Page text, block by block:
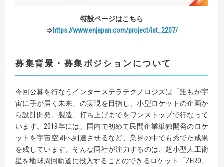
特設ページはこちら
⇒https://www.enjapan.com/project/ist_2207/
募集背景・募集ポジションについて
今回公募を行なうインターステラテクノロジズは「誰もが宇
宙に手が届く未来」の実現を目指し、小型ロケットの企画か
ら設計開発、製造、打ち上げまでをワンストップで行なって
います。2019年には、国内で初めて民間企業単独開発のロケ
ットを宇宙空間へ到達させるなど、業界の中でも秀でた成果
を残しています。そんな同社が注力するのは、超小型人工衛
星を地球周回軌道に投入することのできるロケット「ZERO」